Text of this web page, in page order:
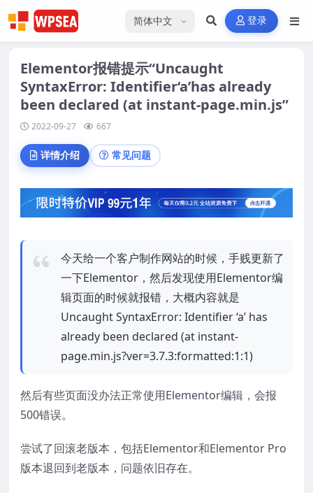
选择语言 登录
Elementor报错提示“Uncaught
SyntaxError: Identifier‘a’has already
been declared (at instant-page.min.js”
2022-09-27 667
详情介绍 常见问题
今天给一个客户制作网站的时候，手贱更新了
一下Elementor，然后发现使用Elementor编
辑页面的时候就报错，大概内容就是
Uncaught SyntaxError: Identifier ‘a’ has
already been declared (at instant-
page.min.js?ver=3.7.3:formatted:1:1)
然后有些页面没办法正常使用Elementor编辑，会报
500错误。
尝试了回滚老版本，包括Elementor和Elementor Pro
版本退回到老版本，问题依旧存在。